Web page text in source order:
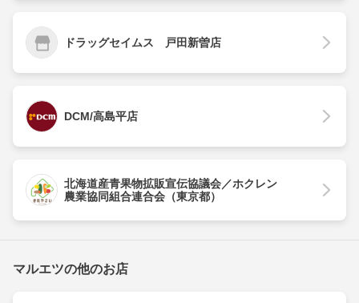
ドラッグセイムス 戸田新曽店
DCM/高島平店
北海道産青果物拡販宣伝協議会／ホクレン
農業協同組合連合会（東京都）
マルエツの他のお店